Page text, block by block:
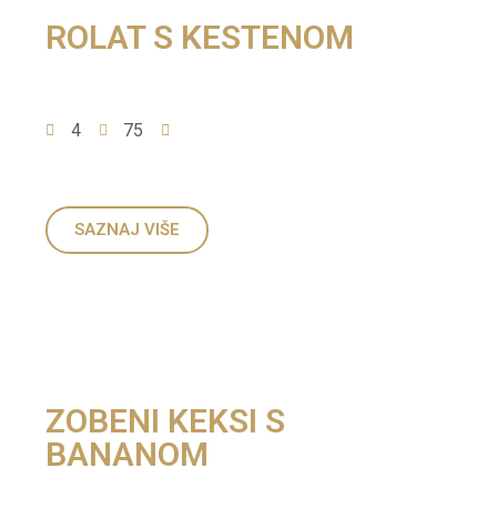
ROLAT S KESTENOM
4 75
SAZNAJ VIŠE
ZOBENI KEKSI S
BANANOM